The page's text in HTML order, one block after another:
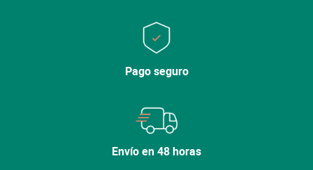
Pago seguro
Envío en 48 horas